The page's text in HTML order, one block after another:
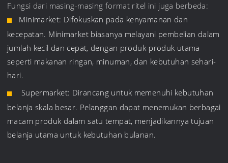
Fungsi dari masing-masing format ritel ini juga berbeda:
Minimarket: Difokuskan pada kenyamanan dan
kecepatan. Minimarket biasanya melayani pembelian dalam
jumlah kecil dan cepat, dengan produk-produk utama
seperti makanan ringan, minuman, dan kebutuhan sehari-
hari.
Supermarket: Dirancang untuk memenuhi kebutuhan
belanja skala besar. Pelanggan dapat menemukan berbagai
macam produk dalam satu tempat, menjadikannya tujuan
belanja utama untuk kebutuhan bulanan.